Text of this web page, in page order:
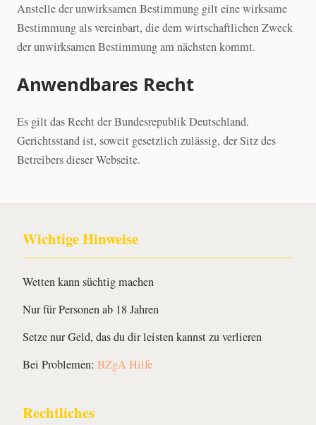
Anstelle der unwirksamen Bestimmung gilt eine wirksame
Bestimmung als vereinbart, die dem wirtschaftlichen Zweck
der unwirksamen Bestimmung am nächsten kommt.
Anwendbares Recht
Es gilt das Recht der Bundesrepublik Deutschland.
Gerichtsstand ist, soweit gesetzlich zulässig, der Sitz des
Betreibers dieser Webseite.
Wichtige Hinweise
Wetten kann süchtig machen
Nur für Personen ab 18 Jahren
Setze nur Geld, das du dir leisten kannst zu verlieren
Bei Problemen: BZgA Hilfe
Rechtliches